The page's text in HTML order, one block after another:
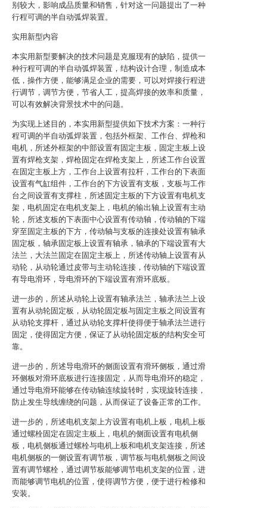
别较大，影响成品质量和销售，针对这一问题提出了一种
行程可调的半自动弧焊装置。
实用新型内容
本实用新型要解决的技术问题是克服现有的缺陷，提供一
种行程可调的半自动弧焊装置，结构设计合理，制造成本
低，操作方便，能够满足企业的需要，可以对焊接行程进
行调节，调节方便，节省人工，提高焊接的效率和质量，
可以有效解决背景技术中的问题。
为实现上述目的，本实用新型提供如下技术方案：一种行
程可调的半自动弧焊装置，包括外框架、工作台、焊枪和
电机，所述外框架的中部设置有固定主板，固定主板上设
置有焊枪支架，焊枪固定在焊枪支架上，所述工作台设置
在固定主板上方，工作台上设置有拉杆，工作台的下表面
设置有气缸组件，工作台的下方设置有支板，支板与工作
台之间设置有支撑柱，所述固定主板的下方设置有电机支
架，电机固定在电机支架上，电机的输出轴上设置有主动
轮，所述支板的下表面中心设置有传动轴，传动轴的下端
穿至固定主板的下方，传动轴与支板的连接处设置有轴承
固定板，轴承固定板上设置有轴承，轴承的下端设置有大
法兰，大法兰固定在固定主板上，所述传动轴上设置有从
动轮，从动轮通过皮带与主动轮连接，传动轴的下端设置
有导电滑环，导电滑环的下端设置有滑环底板。
进一步的，所述从动轮上设置有轴承法兰，轴承法兰上设
置有从动轮固定板，从动轮固定板与固定主板之间设置有
从动轮支撑杆，通过从动轮支撑杆使得便于轴承法兰进行
固定，使得固定方便，保证了从动轮固定板的结构安全可
靠。
进一步的，所述导电滑环的侧面设置有滑环侧板，通过滑
环侧板对滑环底板进行连接固定，从而导电滑环的稳定，
通过导电滑环能够在传动轴连续旋转时，实现旋转连接，
防止发生导线缠绕的问题，从而保证了设备正常的工作。
进一步的，所述电机支架上方设置有电机上板，电机上板
通过螺栓固定在固定主板上，电机的侧面设置有电机侧
板，电机侧板通过螺栓与电机上板和电机支架连接，所述
电机侧板的一侧设置有调节板，调节板与电机侧板之间设
置有调节螺栓，通过调节板能够调节电机支架的位置，进
而能够调节电机的位置，使得调节方便，便于进行检修和
安装。